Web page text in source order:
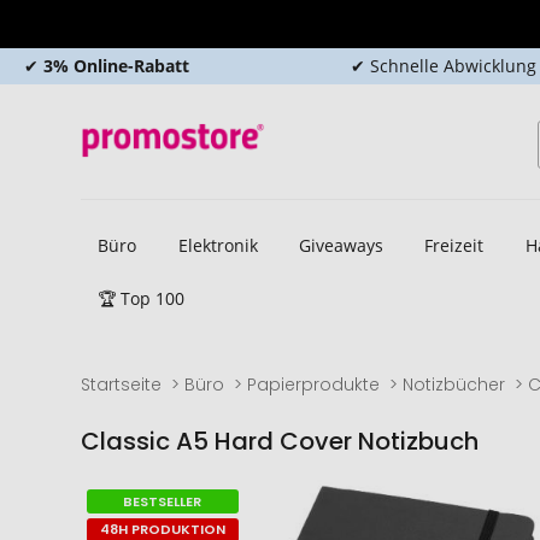
✔ 3% Online-Rabatt ✔ Schnelle Abwicklung
Büro Elektronik Giveaways Freizeit
🏆 Top 100
Startseite Büro Papierprodukte Notizbücher
Classic A5 Hard Cover Notizbuch
Zum
Ende
Zum
Anfang
BESTSELLER
48H PRODUKTION